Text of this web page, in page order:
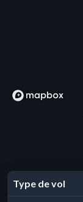
Type de vol